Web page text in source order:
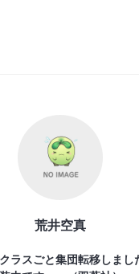
荒井空真
ラスごと集団転移しまし